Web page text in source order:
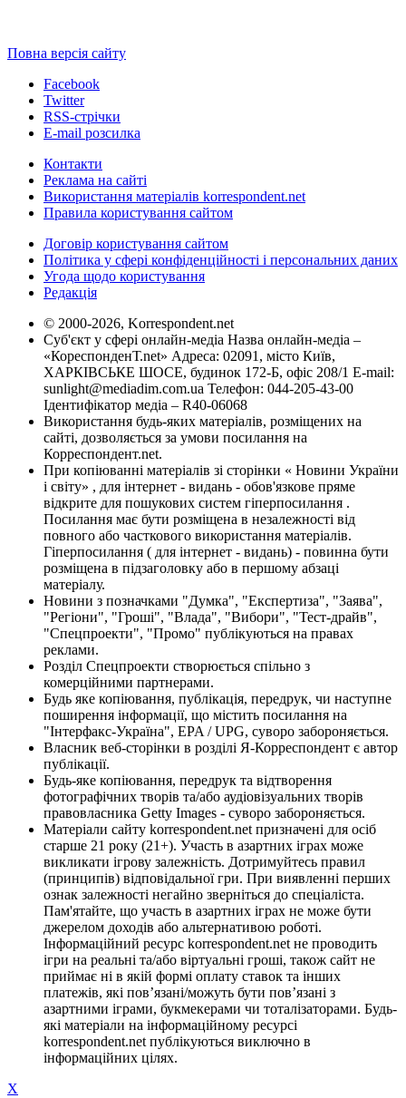
Повна версія сайту
Facebook
Twitter
RSS-стрічки
E-mail розсилка
Контакти
Реклама на сайті
Використання матеріалів korrespondent.net
Правила користування сайтом
Договір користування сайтом
Політика у сфері конфіденційності і персональних даних
Угода щодо користування
Редакція
© 2000-2026, Korrespondent.net
Суб'єкт у сфері онлайн-медіа Назва онлайн-медіа –
«КореспонденТ.net» Адреса: 02091, місто Київ,
ХАРКІВСЬКЕ ШОСЕ, будинок 172-Б, офіс 208/1 E-mail:
sunlight@mediadim.com.ua Телефон: 044-205-43-00
Ідентифікатор медіа – R40-06068
Використання будь-яких матеріалів, розміщених на
сайті, дозволяється за умови посилання на
Корреспондент.net.
При копіюванні матеріалів зі сторінки « Новини України
і світу» , для інтернет - видань - обов'язкове пряме
відкрите для пошукових систем гіперпосилання .
Посилання має бути розміщена в незалежності від
повного або часткового використання матеріалів.
Гіперпосилання ( для інтернет - видань) - повинна бути
розміщена в підзаголовку або в першому абзаці
матеріалу.
Новини з позначками "Думка", "Експертиза", "Заява",
"Регіони", "Гроші", "Влада", "Вибори", "Тест-драйв",
"Спецпроекти", "Промо" публікуються на правах
реклами.
Розділ Спецпроекти створюється спільно з
комерційними партнерами.
Будь яке копіювання, публікація, передрук, чи наступне
поширення інформації, що містить посилання на
"Інтерфакс-Україна", EPA / UPG, суворо забороняється.
Власник веб-сторінки в розділі Я-Корреспондент є автор
публікації.
Будь-яке копіювання, передрук та відтворення
фотографічних творів та/або аудіовізуальних творів
правовласника Getty Images - суворо забороняється.
Матеріали сайту korrespondent.net призначені для осіб
старше 21 року (21+). Участь в азартних іграх може
викликати ігрову залежність. Дотримуйтесь правил
(принципів) відповідальної гри. При виявленні перших
ознак залежності негайно зверніться до спеціаліста.
Пам'ятайте, що участь в азартних іграх не може бути
джерелом доходів або альтернативою роботі.
Інформаційний ресурс korrespondent.net не проводить
ігри на реальні та/або віртуальні гроші, також сайт не
приймає ні в якій формі оплату ставок та інших
платежів, які пов’язані/можуть бути пов’язані з
азартними іграми, букмекерами чи тоталізаторами. Будь-
які матеріали на інформаційному ресурсі
korrespondent.net публікуються виключно в
інформаційних цілях.
X